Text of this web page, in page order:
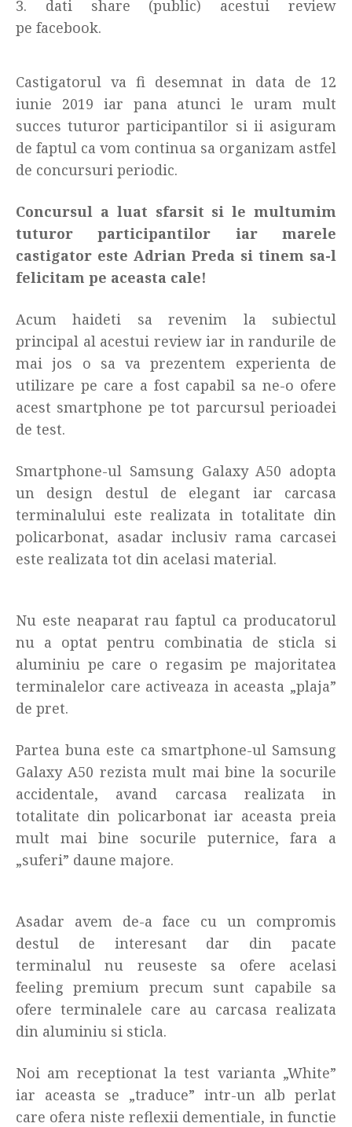
dati share (public) acestui review
pe facebook.
Castigatorul va fi desemnat in data de 12
iunie 2019 iar pana atunci le uram mult
succes tuturor participantilor si ii asiguram
de faptul ca vom continua sa organizam astfel
de concursuri periodic.
Concursul a luat sfarsit si le multumim
tuturor participantilor iar marele
castigator este Adrian Preda si tinem sa-l
felicitam pe aceasta cale!
Acum haideti sa revenim la subiectul
principal al acestui review iar in randurile de
mai jos o sa va prezentem experienta de
utilizare pe care a fost capabil sa ne-o ofere
acest smartphone pe tot parcursul perioadei
de test.
Smartphone-ul Samsung Galaxy A50 adopta
un design destul de elegant iar carcasa
terminalului este realizata in totalitate din
policarbonat, asadar inclusiv rama carcasei
este realizata tot din acelasi material.
Nu este neaparat rau faptul ca producatorul
nu a optat pentru combinatia de sticla si
aluminiu pe care o regasim pe majoritatea
terminalelor care activeaza in aceasta „plaja”
de pret.
Partea buna este ca smartphone-ul Samsung
Galaxy A50 rezista mult mai bine la socurile
accidentale, avand carcasa realizata in
totalitate din policarbonat iar aceasta preia
mult mai bine socurile puternice, fara a
„suferi” daune majore.
Asadar avem de-a face cu un compromis
destul de interesant dar din pacate
terminalul nu reuseste sa ofere acelasi
feeling premium precum sunt capabile sa
ofere terminalele care au carcasa realizata
din aluminiu si sticla.
Noi am receptionat la test varianta „White”
iar aceasta se „traduce” intr-un alb perlat
care ofera niste reflexii dementiale, in functie